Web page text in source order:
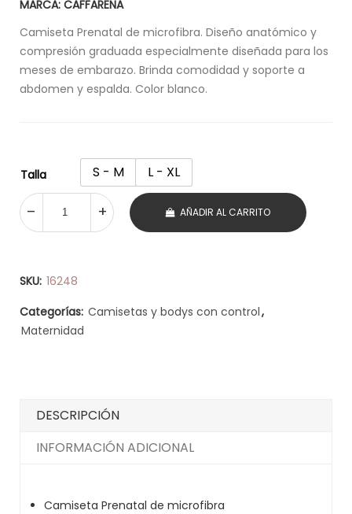
era:
S/75.00.S/59.90.
MARCA: CAFFARENA
Camiseta Prenatal de microfibra. Diseño anatómico y
compresión graduada especialmente diseñada para los
meses de embarazo. Brinda comodidad y soporte a
abdomen y espalda. Color blanco.
Talla S - M L - XL
AÑADIR AL CARRITO
SKU: 16248
Categorías: Camisetas y bodys con control,
Maternidad
DESCRIPCIÓN
INFORMACIÓN ADICIONAL
Camiseta Prenatal de microfibra